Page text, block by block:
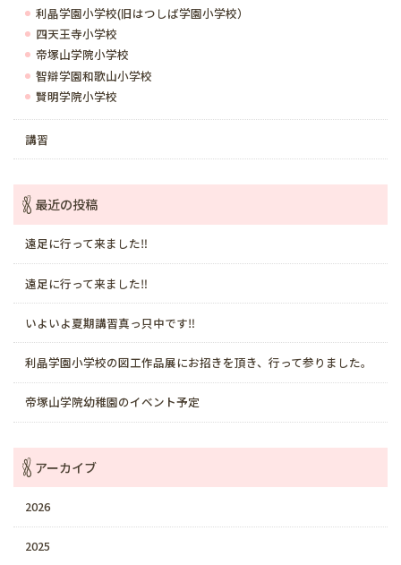
利晶学園小学校(旧はつしば学園小学校）
四天王寺小学校
帝塚山学院小学校
智辯学園和歌山小学校
賢明学院小学校
講習
最近の投稿
遠足に行って来ました‼️
遠足に行って来ました‼️
いよいよ夏期講習真っ只中です‼️
利晶学園小学校の図工作品展にお招きを頂き、行って参りました。
帝塚山学院幼稚園のイベント予定
アーカイブ
2026
2025